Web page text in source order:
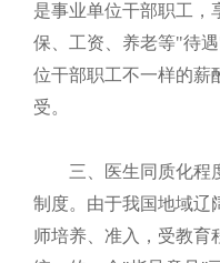
是事业单位干部职工，
保、工资、养老等"待
位干部职工不一样的薪
受。
三、医生同质化程
制度。由于我国地域辽
师培养、准入，受教育